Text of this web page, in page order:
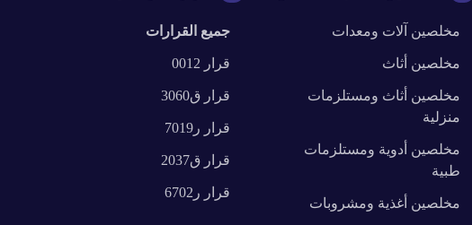
مخلصين آلات ومعدات
مخلصين أثاث
مخلصين أثاث ومستلزمات
منزلية
مخلصين أدوية ومستلزمات
طبية
مخلصين أغذية ومشروبات
جميع القرارات
قرار 0012
قرار ق3060
قرار ر7019
قرار ق2037
قرار ر6702